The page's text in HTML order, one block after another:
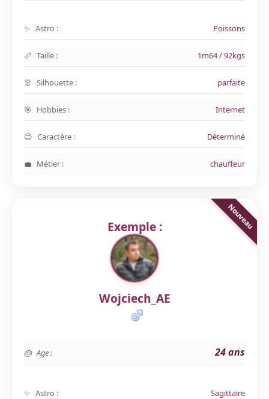
Astro : Poissons
Taille : 1m64 / 92kgs
Silhouette : parfaite
Hobbies : Internet
Caractère : Déterminé
Métier : chauffeur
Exemple :
Wojciech_AE
Age : 24 ans
Astro : Sagittaire